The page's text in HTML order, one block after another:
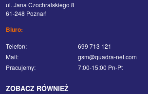
ul. Jana Czochralskiego 8
61-248 Poznań
Biuro:
Telefon:
699 713 121
Mail:
gsm@quadra-net.com
Pracujemy:
7:00-15:00 Pn-Pt
ZOBACZ RÓWNIEŻ